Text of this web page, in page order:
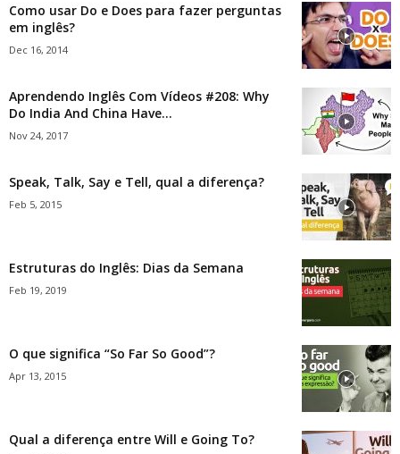
Como usar Do e Does para fazer perguntas
em inglês?
Dec 16, 2014
Aprendendo Inglês Com Vídeos #208: Why
Do India And China Have...
Nov 24, 2017
Speak, Talk, Say e Tell, qual a diferença?
Feb 5, 2015
Estruturas do Inglês: Dias da Semana
Feb 19, 2019
O que significa “So Far So Good”?
Apr 13, 2015
Qual a diferença entre Will e Going To?